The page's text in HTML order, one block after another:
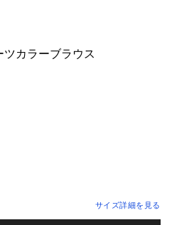
ツカラーブラウス
サイズ詳細を見る